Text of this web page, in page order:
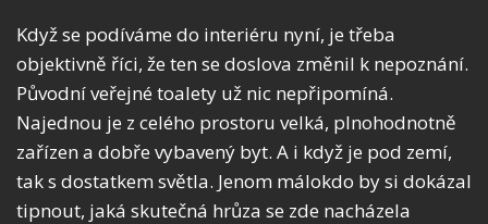
Když se podíváme do interiéru nyní, je třeba
objektivně říci, že ten se doslova změnil k nepoznání.
Původní veřejné toalety už nic nepřipomíná.
Najednou je z celého prostoru velká, plnohodnotně
zařízen a dobře vybavený byt. A i když je pod zemí,
tak s dostatkem světla. Jenom málokdo by si dokázal
tipnout, jaká skutečná hrůza se zde nacházela